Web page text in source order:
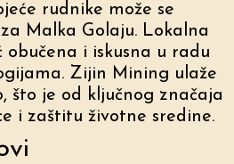
rudnike može se
Malka Golaju. Lokalna
obučena i iskusna u radu
Zijin Mining ulaže
što je od ključnog značaja
i zaštitu životne sredine.